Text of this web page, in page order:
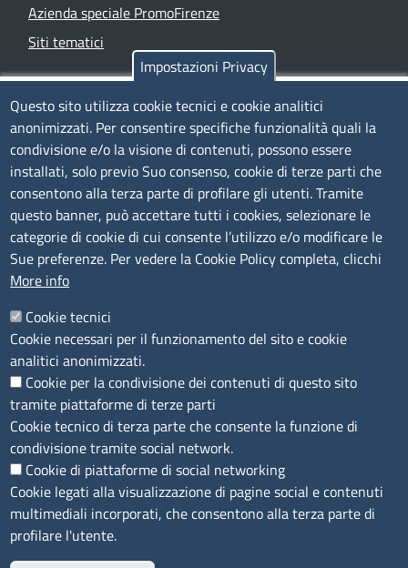
Azienda speciale PromoFirenze
Siti tematici
TRASPARENZA
Albo Online
Amministrazione trasparente
Bandi e concorsi
Segnalazioni Whistleblowing
Accessibilità
IBAN e pagamenti informatici
Informative privacy e cookie
Verifiche PA
Attuazione misure PNRR
Modulistica
SEGUICI SU
Impostazioni Privacy
Questo sito utilizza cookie tecnici e cookie analitici
anonimizzati. Per consentire specifiche funzionalità quali la
condivisione e/o la visione di contenuti, possono essere
installati, solo previo Suo consenso, cookie di terze parti che
consentono alla terza parte di profilare gli utenti. Tramite
questo banner, può accettare tutti i cookies, selezionare le
categorie di cookie di cui consente l’utilizzo e/o modificare le
Sue preferenze. Per vedere la Cookie Policy completa, clicchi
More info
Cookie tecnici
Cookie necessari per il funzionamento del sito e cookie
analitici anonimizzati.
Cookie per la condivisione dei contenuti di questo sito
tramite piattaforme di terze parti
Cookie tecnico di terza parte che consente la funzione di
condivisione tramite social network.
Cookie di piattaforme di social networking
Cookie legati alla visualizzazione di pagine social e contenuti
multimediali incorporati, che consentono alla terza parte di
profilare l'utente.